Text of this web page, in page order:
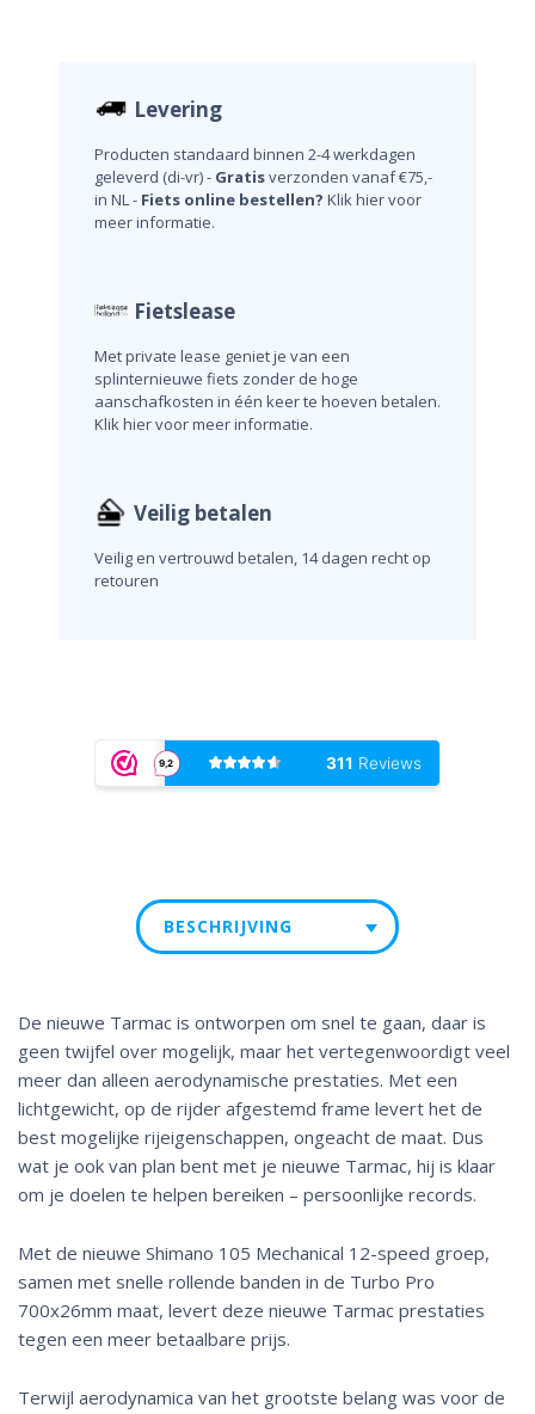
Levering
Producten standaard binnen 2-4 werkdagen
geleverd (di-vr) - Gratisverzonden vanaf €75,-
in NL - Fiets online bestellen? Klik hier voor
meer informatie.
Fietslease
Met private lease geniet je van een
splinternieuwe fiets zonder de hoge
aanschafkosten in één keer te hoeven betalen.
Klik hier voor meer informatie.
Veilig betalen
Veilig en vertrouwd betalen, 14 dagen recht op
retouren
BESCHRIJVING
De nieuwe Tarmac is ontworpen om snel te gaan, daar is
geen twijfel over mogelijk, maar het vertegenwoordigt veel
meer dan alleen aerodynamische prestaties. Met een
lichtgewicht, op de rijder afgestemd frame levert het de
best mogelijke rijeigenschappen, ongeacht de maat. Dus
wat je ook van plan bent met je nieuwe Tarmac, hij is klaar
om je doelen te helpen bereiken – persoonlijke records.
Met de nieuwe Shimano 105 Mechanical 12-speed groep,
samen met snelle rollende banden in de Turbo Pro
700x26mm maat, levert deze nieuwe Tarmac prestaties
tegen een meer betaalbare prijs.
Terwijl aerodynamica van het grootste belang was voor de